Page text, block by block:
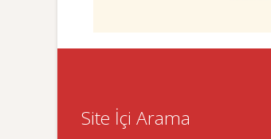
Site İçi Arama